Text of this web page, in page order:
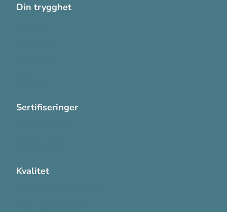
Din trygghet
Sertifiseringer
Kvalitet